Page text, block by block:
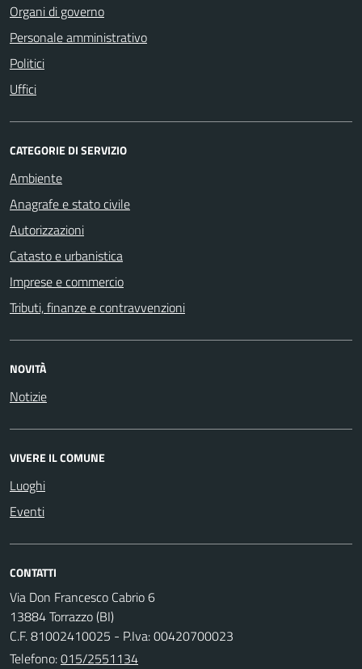
Organi di governo
Personale amministrativo
Politici
Uffici
CATEGORIE DI SERVIZIO
Ambiente
Anagrafe e stato civile
Autorizzazioni
Catasto e urbanistica
Imprese e commercio
Tributi, finanze e contravvenzioni
NOVITÀ
Notizie
VIVERE IL COMUNE
Luoghi
Eventi
CONTATTI
Via Don Francesco Cabrio 6
13884 Torrazzo (BI)
C.F. 81002410025 - P.Iva: 00420700023
Telefono:015/2551134